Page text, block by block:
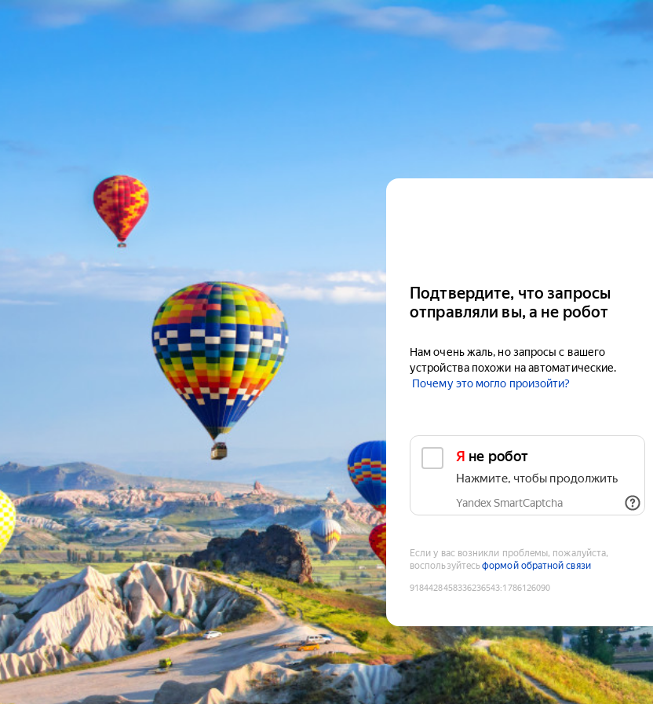
Подтвердите, что запросы
отправляли вы, а не робот
Нам очень жаль, но запросы с вашего
устройства похожи на автоматические.
Почему это могло произойти?
Я не робот
Нажмите, чтобы продолжить
Yandex SmartCaptcha
Если у вас возникли проблемы, пожалуйста,
воспользуйтесьформой обратной связи
9184428458336236543:1786126090